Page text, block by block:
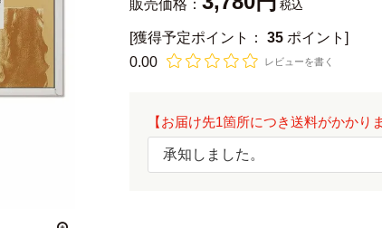
販売価格： 税込
[獲得予定ポイント： 35 ポイント]
0.00
レビューを書く
【お届け先1箇所につき送料がかかり